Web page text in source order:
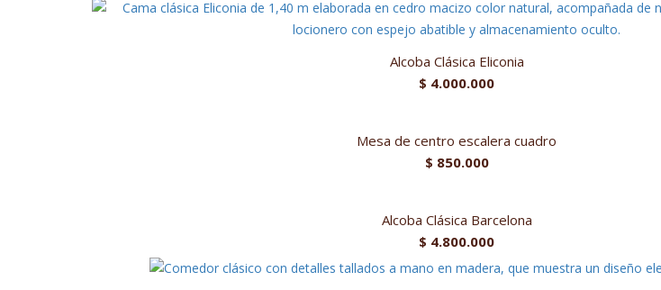
Alcoba Clásica Eliconia
$ 4.000.000
Mesa de centro escalera cuadro
$ 850.000
Alcoba Clásica Barcelona
$ 4.800.000